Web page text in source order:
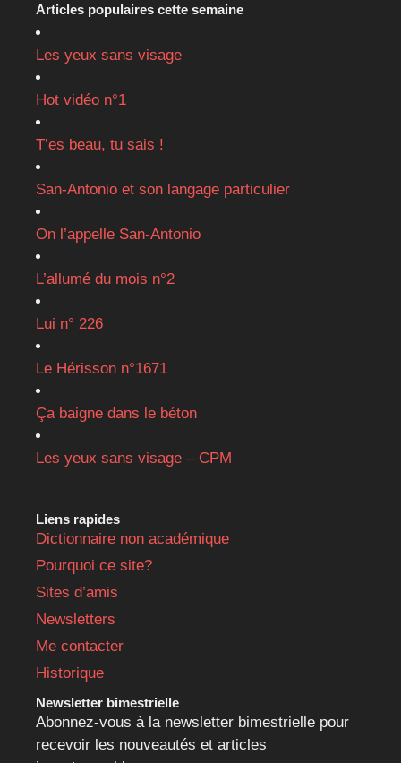
Articles populaires cette semaine
Les yeux sans visage
Hot vidéo n°1
T’es beau, tu sais !
San-Antonio et son langage particulier
On l’appelle San-Antonio
L’allumé du mois n°2
Lui n° 226
Le Hérisson n°1671
Ça baigne dans le béton
Les yeux sans visage – CPM
Liens rapides
Dictionnaire non académique
Pourquoi ce site?
Sites d’amis
Newsletters
Me contacter
Historique
Newsletter bimestrielle
Abonnez-vous à la newsletter bimestrielle pour
recevoir les nouveautés et articles